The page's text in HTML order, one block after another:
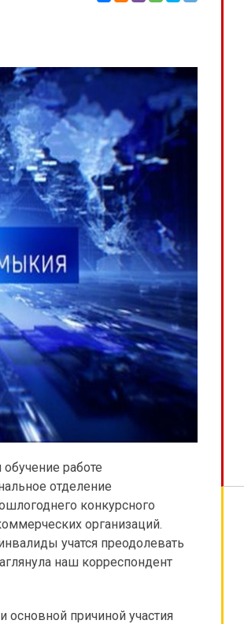
работе
отделение
конкурсного
организаций.
учатся преодолевать
наш корреспондент
причиной участия